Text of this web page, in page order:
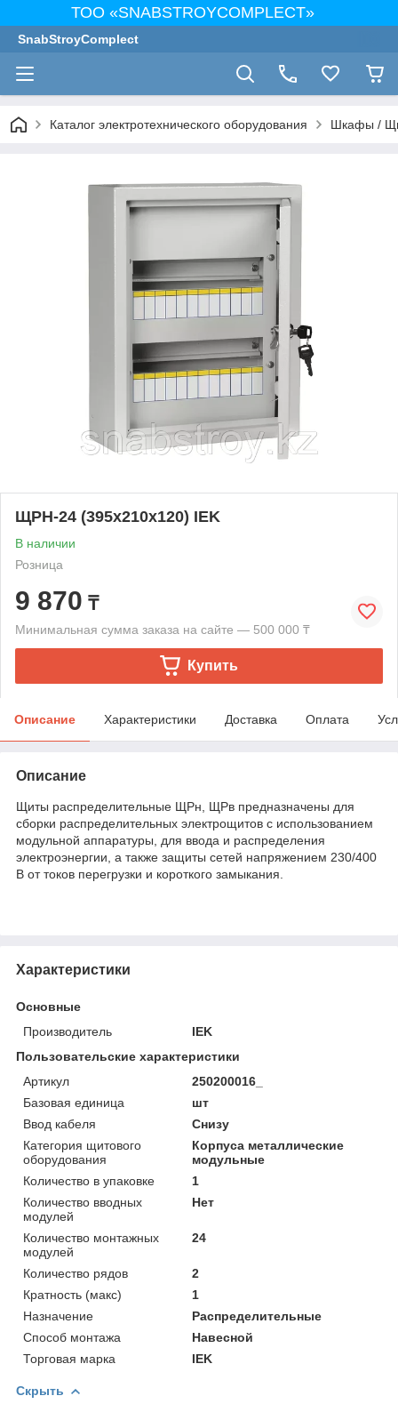
ТОО «SNABSTROYCOMPLECT»
SnabStroyComplect
Каталог электротехнического оборудования Шкафы /
ЩРН-24 (395x210x120) IEK
В наличии
Розница
9 870 ₸
Минимальная сумма заказа на сайте — 500 000 ₸
Купить
Описание Характеристики Доставка Оплата
Описание
Щиты распределительные ЩРн, ЩРв предназначены для
сборки распределительных электрощитов с использованием
модульной аппаратуры, для ввода и распределения
электроэнергии, а также защиты сетей напряжением 230/400
В от токов перегрузки и короткого замыкания.
Характеристики
Основные
Производитель
IEK
Пользовательские характеристики
Артикул
250200016_
Базовая единица
шт
Ввод кабеля
Снизу
Категория щитового
оборудования
Корпуса металлические
модульные
Количество в упаковке
1
Количество вводных
модулей
Нет
Количество монтажных
модулей
24
Количество рядов
2
Кратность (макс)
1
Назначение
Распределительные
Способ монтажа
Навесной
Торговая марка
IEK
Скрыть